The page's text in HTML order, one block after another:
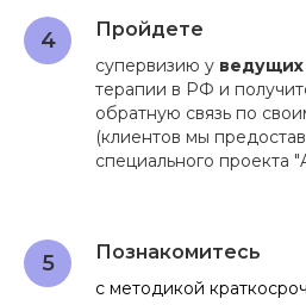
Пройдете
супервизию у ведущих
терапии в РФ и
обратную связь по
(клиентов мы
специального проекта
Познакомитесь
с методикой